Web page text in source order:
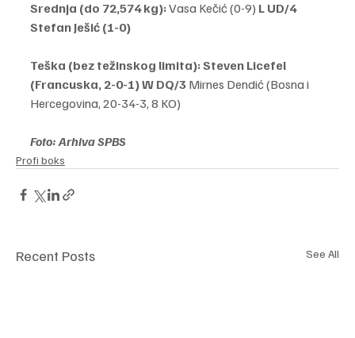
Srednja (do 72,574 kg): Vasa Kečić (0-9) L UD/4
Stefan Ješić (1-0)
Teška (bez težinskog limita):Steven Licefel
(Francuska, 2-0-1) W DQ/3 Mirnes Dendić (Bosna i
Hercegovina, 20-34-3, 8 KO)
Foto: Arhiva SPBS
Profi boks
Recent Posts See All